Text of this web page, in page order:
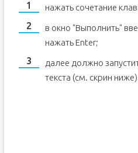
нажать сочетание
в окно "Выполнить"
нажать Enter;
далее должно
текста (см. скрин